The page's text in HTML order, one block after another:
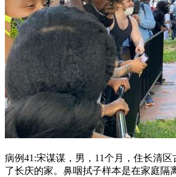
病例41:宋谋谋，男，11个月，住长清
了长庆的家。鼻咽拭子样本是在家庭隔